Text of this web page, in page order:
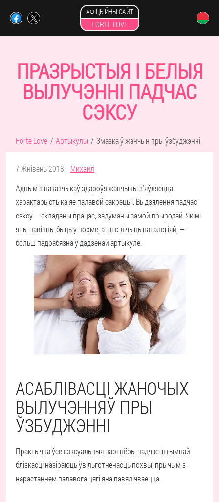
АФІЦЫЙНЫ САЙТ
FORTE LOVE
ПРАЗРЫСТЫЯ І БЕЛЫЯ
ВЫЛУЧЭННІ ПАДЧАС
СЭКСУ
Forte Love Артыкулы Змазка ў жанчын пры ўзбуджэнні
7 Жнівень 2018
Михаил
Адным з паказчыкаў здароўя жанчыны з'яўляецца
характарыстыка яе палавой сакрэцыі. Выдзялення падчас
сэксу — складаны працэс, задуманы самой прыродай. Якімі
яны павінны быць у норме, а што лічыць паталогіяй, —
больш падрабязна ў дадзенай артыкуле.
АСАБЛІВАСЦІ ЖАНОЧЫХ
ВЫЛУЧЭННЯЎ ПРЫ
ЎЗБУДЖЭННІ
Практычна ўсе сэксуальныя партнёры падчас інтымнай
блізкасці назіраюць ўвільготненасць похвы, прычым з
нарастаннем палавога цягі яна павялічваецца.